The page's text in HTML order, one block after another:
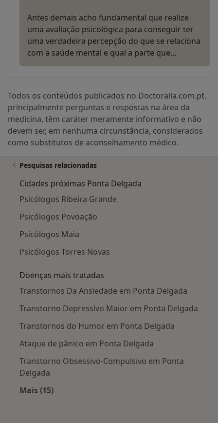
Antes demais acho fundamental que realize
uma avaliação psicológica para conseguir ter
uma verdadeira percepção do que se relaciona
com a saúde mental e qual a parte que…
Todos os conteúdos publicados no Doctoralia.com.pt,
principalmente perguntas e respostas na área da
medicina, têm caráter meramente informativo e não
devem ser, em nenhuma circunstância, considerados
como substitutos de aconselhamento médico.
Pesquisas relacionadas
Cidades próximas Ponta Delgada
Psicólogos Ribeira Grande
Psicólogos Povoação
Psicólogos Maia
Psicólogos Torres Novas
Doenças mais tratadas
Transtornos Da Ansiedade em Ponta Delgada
Transtorno Depressivo Maior em Ponta Delgada
Transtornos do Humor em Ponta Delgada
Ataque de pânico em Ponta Delgada
Transtorno Obsessivo-Compulsivo em Ponta
Delgada
Mais (15)